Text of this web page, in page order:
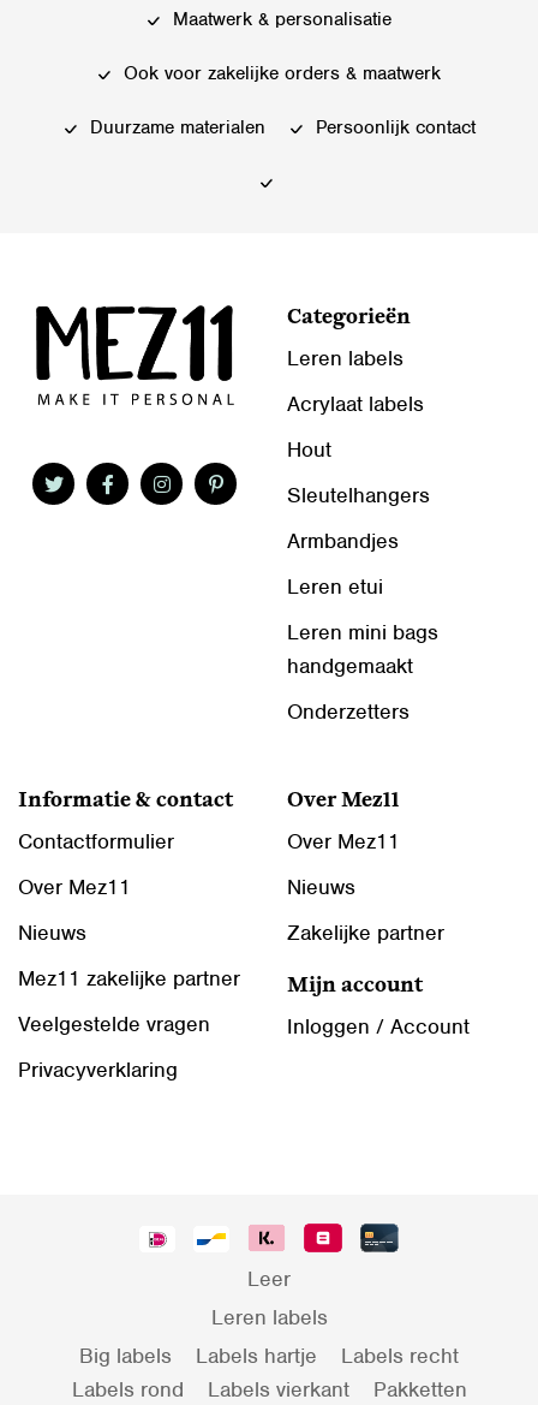
Maatwerk & personalisatie
Ook voor zakelijke orders & maatwerk
Duurzame materialen Persoonlijk contact
Categorieën
Leren labels
Acrylaat labels
Hout
Sleutelhangers
Armbandjes
Leren etui
Leren mini bags
handgemaakt
Onderzetters
Informatie & contact
Contactformulier
Over Mez11
Nieuws
Mez11 zakelijke partner
Veelgestelde vragen
Privacyverklaring
Over Mez11
Over Mez11
Nieuws
Zakelijke partner
Mijn account
Inloggen / Account
Leer
Leren labels
Big labels
Labels hartje
Labels recht
Labels rond
Labels vierkant
Pakketten